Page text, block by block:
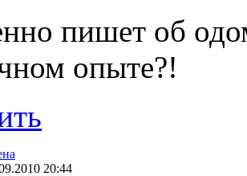
пишет об
опыте?!
20:44